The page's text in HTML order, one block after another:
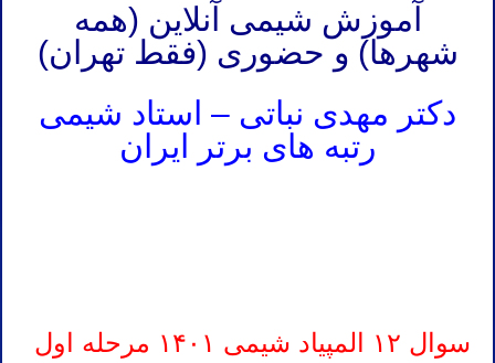
آموزش شیمی آنلاین (همه
شهرها) و حضوری (فقط تهران)
دکتر مهدی نباتی – استاد شیمی
رتبه های برتر ایران
سوال ۱۲ المپیاد شیمی ۱۴۰۱ مرحله اول